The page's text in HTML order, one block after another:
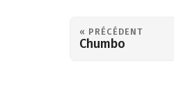
« PRÉCÉDENT
Chumbo